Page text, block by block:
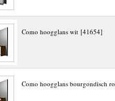
Como hoogglans wit [41654]
Como hoogglans bourgondisch